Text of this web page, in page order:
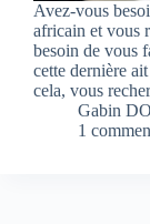
Avez-vous
africain et vous
besoin de vous
cette dernière
cela, vous
Gabin
1